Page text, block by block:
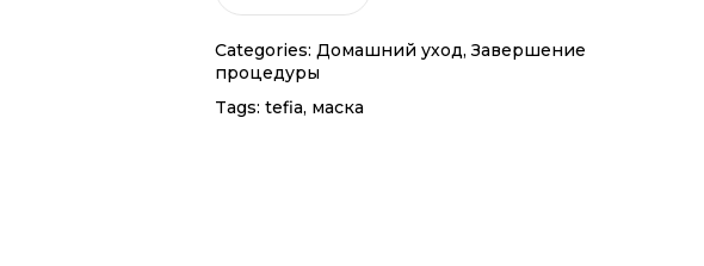
Categories: Домашний уход,Завершение
процедуры
Tags: tefia, маска